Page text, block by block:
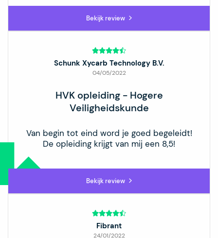
Bekijk review
Schunk Xycarb Technology B.V.
04/05/2022
HVK opleiding - Hogere
Veiligheidskunde
Van begin tot eind word je goed begeleidt!
De opleiding krijgt van mij een 8,5!
Bekijk review
Fibrant
24/01/2022